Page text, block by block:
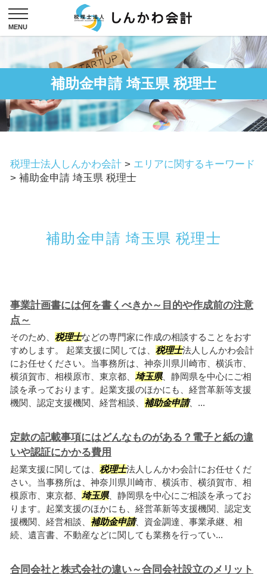
補助金申請 埼玉県 税理士
税理士法人しんかわ会計 > エリアに関するキーワード
> 補助金申請 埼玉県 税理士
補助金申請 埼玉県 税理士
事業計画書には何を書くべきか～目的や作成前の注意
点～
そのため、 税理士などの専門家に作成の相談することをおす
すめします。 起業支援に関しては、 税理士法人しんかわ会計
にお任せください。当事務所は、神奈川県川崎市、横浜市、
横須賀市、相模原市、東京都、 埼玉県、静岡県を中心にご相
談を承っております。起業支援のほかにも、経営革新等支援
機関、認定支援機関、経営相談、 補助金申請、...
定款の記載事項にはどんなものがある？電子と紙の違
いや認証にかかる費用
起業支援に関しては、 税理士法人しんかわ会計にお任せくだ
さい。当事務所は、神奈川県川崎市、横浜市、横須賀市、相
模原市、東京都、 埼玉県、静岡県を中心にご相談を承ってお
ります。起業支援のほかにも、経営革新等支援機関、認定支
援機関、経営相談、 補助金申請、資金調達、事業承継、相
続、遺言書、不動産などに関しても業務を行ってい...
合同会社と株式会社の違い～合同会社設立のメリット